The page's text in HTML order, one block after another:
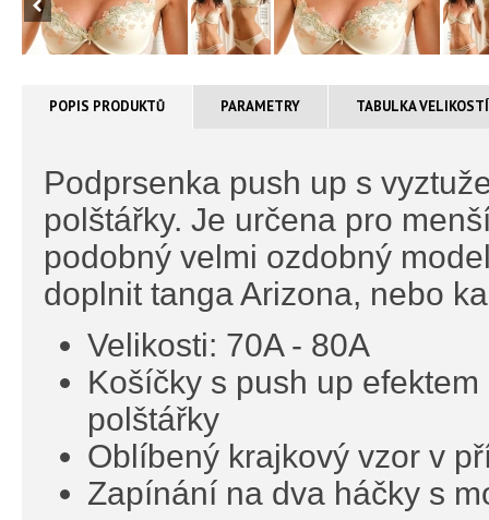
POPIS PRODUKTŮ PARAMETRY TABULKA
Podprsenka push up s
polštářky. Je určena pro
podobný velmi ozdobný
doplnit tanga Arizona, nebo
Velikosti: 70A - 80A
Košíčky s push up
polštářky
Oblíbený krajkový vzor v
Zapínání na dva háčky s